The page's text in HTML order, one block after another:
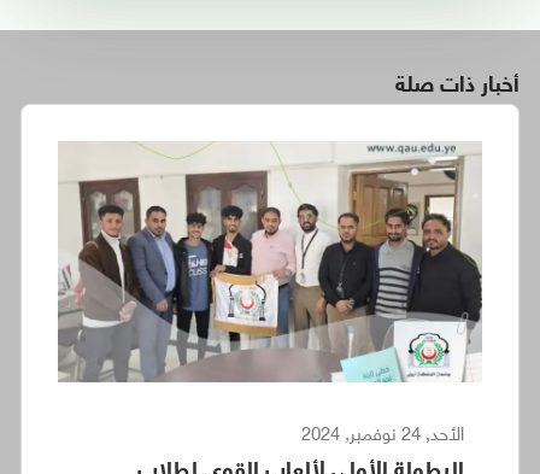
أخبار ذات صلة
الأحد, 24 نوفمبر, 2024